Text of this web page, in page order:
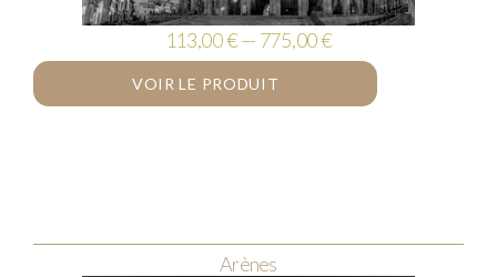
113,00 € — 775,00 €
VOIR LE PRODUIT
Arènes